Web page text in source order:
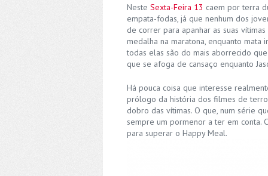
Neste Sexta-Feira 13 caem por terra
empata-fodas, já que nenhum dos
de correr para apanhar as suas
medalha na maratona, enquanto mata
todas elas são do mais aborrecido
que se afoga de cansaço enquanto
Há pouca coisa que interesse
prólogo da história dos filmes de
dobro das vítimas. O que, num série
sempre um pormenor a ter em conta.
para superar o Happy Meal.